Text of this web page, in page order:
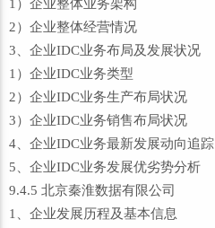
1）企业整体业务架构
2）企业整体经营情况
3、企业IDC业务布局及发展状况
1）企业IDC业务类型
2）企业IDC业务生产布局状况
3）企业IDC业务销售布局状况
4、企业IDC业务最新发展动向追踪
5、企业IDC业务发展优劣势分析
9.4.5 北京秦淮数据有限公司
1、企业发展历程及基本信息